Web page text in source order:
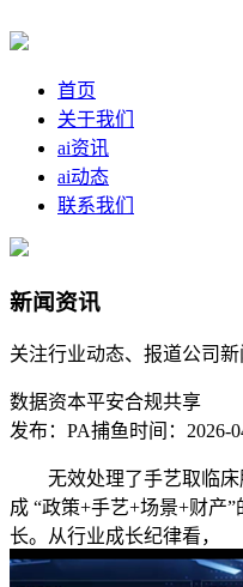
首页
关于我们
ai资讯
ai动态
联系我们
新闻资讯
关注行业动态、报道公司新
数据资本平安合规共享
发布：PA捕鱼时间：2026-
无效处理了手艺取临床
成 “政策+手艺+场景+财产
长。从行业成长纪律看，